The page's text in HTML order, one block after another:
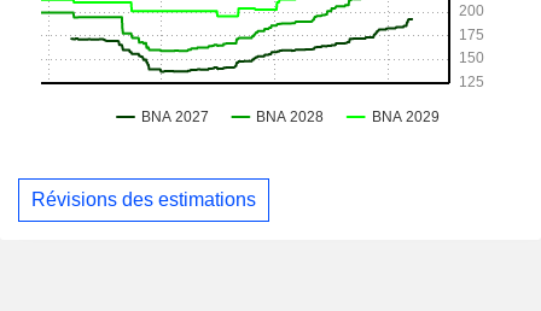
Révisions des estimations